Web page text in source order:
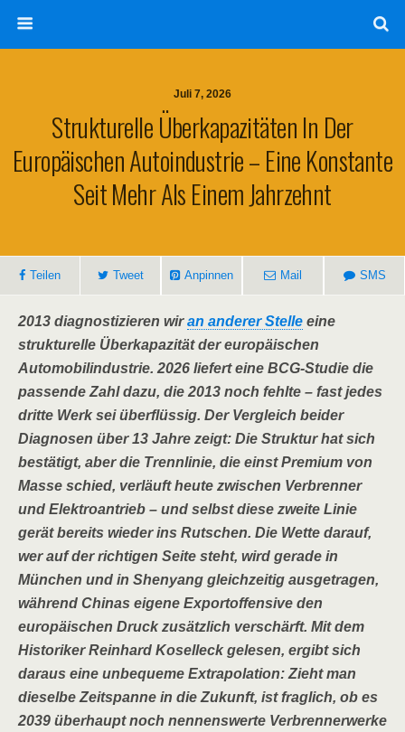
Juli 7, 2026
Strukturelle Überkapazitäten In Der
Europäischen Autoindustrie – Eine Konstante
Seit Mehr Als Einem Jahrzehnt
Teilen Tweet Anpinnen Mail SMS
2013 diagnostizieren wiran anderer Stelle eine
strukturelle Überkapazität der europäischen
Automobilindustrie. 2026 liefert eine BCG-Studie die
passende Zahl dazu, die 2013 noch fehlte – fast jedes
dritte Werk sei überflüssig. Der Vergleich beider
Diagnosen über 13 Jahre zeigt: Die Struktur hat sich
bestätigt, aber die Trennlinie, die einst Premium von
Masse schied, verläuft heute zwischen Verbrenner
und Elektroantrieb – und selbst diese zweite Linie
gerät bereits wieder ins Rutschen. Die Wette darauf,
wer auf der richtigen Seite steht, wird gerade in
München und in Shenyang gleichzeitig ausgetragen,
während Chinas eigene Exportoffensive den
europäischen Druck zusätzlich verschärft. Mit dem
Historiker Reinhard Koselleck gelesen, ergibt sich
daraus eine unbequeme Extrapolation: Zieht man
dieselbe Zeitspanne in die Zukunft, ist fraglich, ob es
2039 überhaupt noch nennenswerte Verbrennerwerke